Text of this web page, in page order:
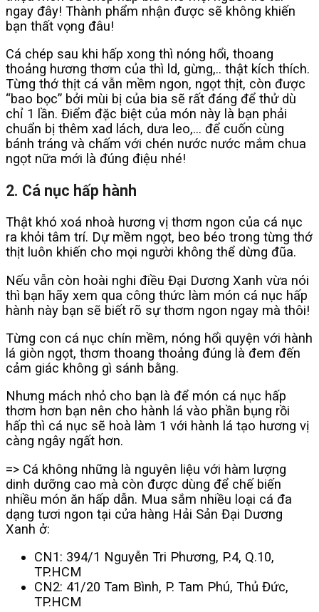
ngay đây! Thành phẩm nhận được sẽ không khiến
bạn thất vọng đâu!
Cá chép sau khi hấp xong thì nóng hổi, thoang
thoảng hương thơm của thì ld, gừng,.. thật kích thích.
Từng thớ thịt cá vẫn mềm ngon, ngọt thịt, còn được
“bao bọc” bởi mùi bị của bia sẽ rất đáng để thử dù
chỉ 1 lần. Điểm đặc biệt của món này là bạn phải
chuẩn bị thêm xad lách, dưa leo,… để cuốn cùng
bánh tráng và chấm với chén nước nước mắm chua
ngọt nữa mới là đúng điệu nhé!
2. Cá nục hấp hành
Thật khó xoá nhoà hương vị thơm ngon của cá nục
ra khỏi tâm trí. Dự mềm ngọt, beo béo trong từng thớ
thịt luôn khiến cho mọi người không thể dừng đũa.
Nếu vẫn còn hoài nghi điều Đại Dương Xanh vừa nói
thì bạn hãy xem qua công thức làm món cá nục hấp
hành này bạn sẽ biết rõ sự thơm ngon ngay mà thôi!
Từng con cá nục chín mềm, nóng hổi quyện với hành
lá giòn ngọt, thơm thoang thoảng đúng là đem đến
cảm giác không gì sánh bằng.
Nhưng mách nhỏ cho bạn là để món cá nục hấp
thơm hơn bạn nên cho hành lá vào phần bụng rồi
hấp thì cá nục sẽ hoà làm 1 với hành lá tạo hương vị
càng ngây ngất hơn.
=> Cá không những là nguyên liệu với hàm lượng
dinh dưỡng cao mà còn được dùng để chế biến
nhiều món ăn hấp dẫn. Mua sắm nhiều loại cá đa
dạng tươi ngon tại cửa hàng Hải Sản Đại Dương
Xanh ở:
CN1: 394/1 Nguyễn Tri Phương, P.4, Q.10,
TP.HCM
CN2: 41/20 Tam Bình, P. Tam Phú, Thủ Đức,
TP.HCM